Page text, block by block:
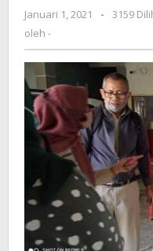
Januari 1, 2021
oleh
-
3159
oleh -